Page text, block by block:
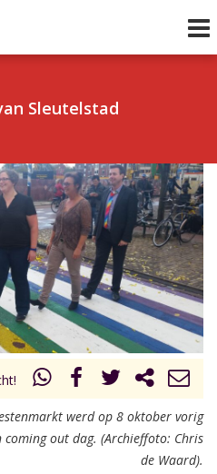
Sleutelstad
1 van 0 Volgend uur
werd op 8 oktober vorig
out dag. (Archieffoto: Chris
de Waard).